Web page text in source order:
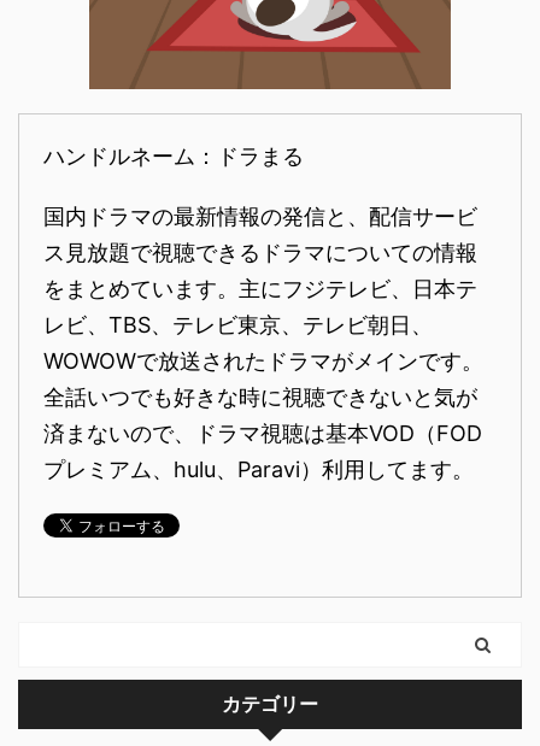
ハンドルネーム：ドラまる
国内ドラマの最新情報の発信と、配信サービ
ス見放題で視聴できるドラマについての情報
をまとめています。主にフジテレビ、日本テ
レビ、TBS、テレビ東京、テレビ朝日、
WOWOWで放送されたドラマがメインです。
全話いつでも好きな時に視聴できないと気が
済まないので、ドラマ視聴は基本VOD（FOD
プレミアム、hulu、Paravi）利用してます。
カテゴリー